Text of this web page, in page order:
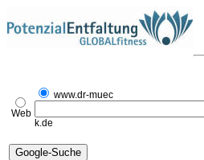
Web
www.dr-muec
k.de